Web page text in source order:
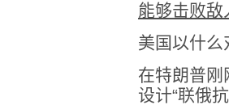
能够击败敌
美国以什么
在特朗普
设计“联俄